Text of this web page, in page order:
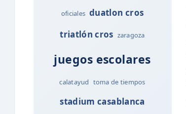
oficiales duatlon cros
triatlón cros zaragoza
juegos escolares
calatayud toma de tiempos
stadium casablanca